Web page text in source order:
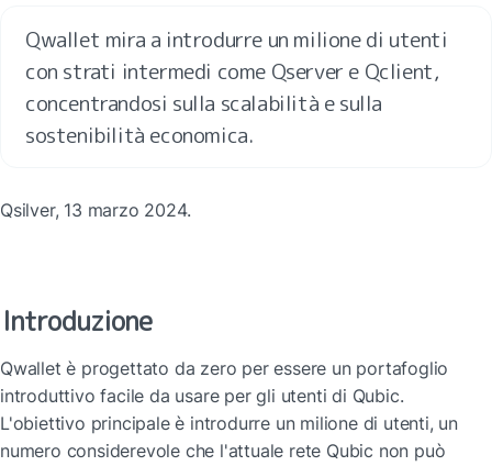
Qwallet mira a introdurre un milione di utenti
con strati intermedi come Qserver e Qclient,
concentrandosi sulla scalabilità e sulla
sostenibilità economica.
Qsilver, 13 marzo 2024.
Introduzione
Qwallet è progettato da zero per essere un portafoglio
introduttivo facile da usare per gli utenti di Qubic.
L'obiettivo principale è introdurre un milione di utenti, un
numero considerevole che l'attuale rete Qubic non può